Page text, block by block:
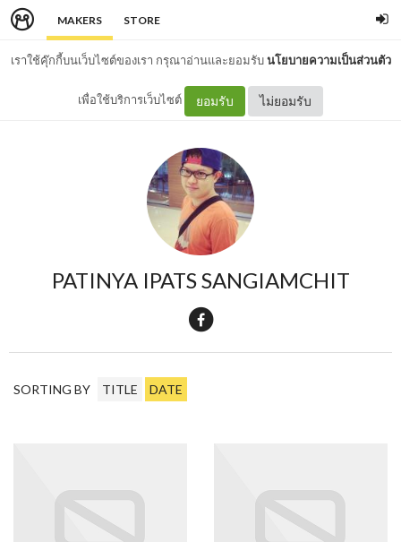
MAKERS STORE
เราใช้คุ๊กกี้บนเว็บไซต์ของเรา กรุณาอ่านและยอมรับนโยบายความเป็นส่วนตัว
เพื่อใช้บริการเว็บไซต์ ยอมรับ ไม่ยอมรับ
PATINYA IPATS SANGIAMCHIT
SORTING BY TITLE DATE